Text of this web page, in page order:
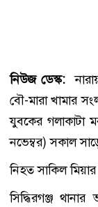
নিউজ ডেস্ক:
বৌ-মারা খামার
যুবকের গলাকাটা
নভেম্বর) সকাল
নিহত সাকিল মিয়ার
সিদ্ধিরগঞ্জ